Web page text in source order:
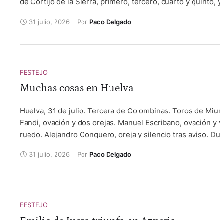
Capdevila, oreja y vuelta al ruedo. Samuel Castrejón,
31 julio, 2026 Por Paco Delgado
FESTEJO
Muchas cosas en Huelva
Huelva, 31 de julio. Tercera de Colombinas. Toros de
Fandi, ovación y dos orejas. Manuel Escribano, ovación y
ruedo. Alejandro Conquero, oreja y silencio tras aviso.
pasa el toro por encima, provocando una herida en el
31 julio, 2026 Por Paco Delgado
FESTEJO